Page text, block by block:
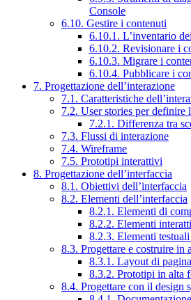
Console
6.10. Gestire i contenuti
6.10.1. L’inventario
6.10.2. Revisionare i
6.10.3. Migrare i
6.10.4. Pubblicare i
7. Progettazione dell’interazione
7.1. Caratteristiche
7.2. User stories per definire
7.2.1. Differenza tra
7.3. Flussi di interazione
7.4. Wireframe
7.5. Prototipi interattivi
8. Progettazione dell’interfaccia
8.1. Obiettivi dell’interfaccia
8.2. Elementi dell’interfaccia
8.2.1. Elementi di
8.2.2. Elementi
8.2.3. Elementi
8.3. Progettare e costruire in
8.3.1. Layout di pagina
8.3.2. Prototipi in alta
8.4. Progettare con il design